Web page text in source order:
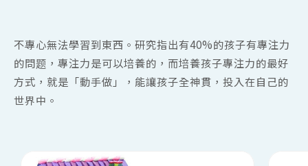
不專心無法學習到東西。研究指出有40%的孩子有專注力
的問题，專注力是可以培養的，而培養孩子專注力的最好
方式，就是「動手做」，能讓孩子全神貫，投入在自己的
世界中。